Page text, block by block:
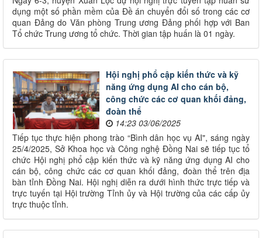
dụng một số phần mềm của Đề án chuyển đổi số trong các cơ
quan Đảng do Văn phòng Trung ương Đảng phối hợp với Ban
Tổ chức Trung ương tổ chức. Thời gian tập huấn là 01 ngày.
Hội nghị phổ cập kiến thức và kỹ
năng ứng dụng AI cho cán bộ,
công chức các cơ quan khối đảng,
đoàn thể
14:23 03/06/2025
Tiếp tục thực hiện phong trào “Bình dân học vụ AI", sáng ngày
25/4/2025, Sở Khoa học và Công nghệ Đồng Nai sẽ tiếp tục tổ
chức Hội nghị phổ cập kiến thức và kỹ năng ứng dụng AI cho
cán bộ, công chức các cơ quan khối đảng, đoàn thể trên địa
bàn tỉnh Đồng Nai. Hội nghị diễn ra dưới hình thức trực tiếp và
trực tuyến tại Hội trường Tỉnh ủy và Hội trường của các cấp ủy
trực thuộc tỉnh.